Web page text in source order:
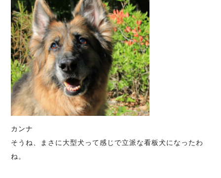
カンナ
そうね、まさに大型犬って感じで立派な看板犬になったわ
ね。